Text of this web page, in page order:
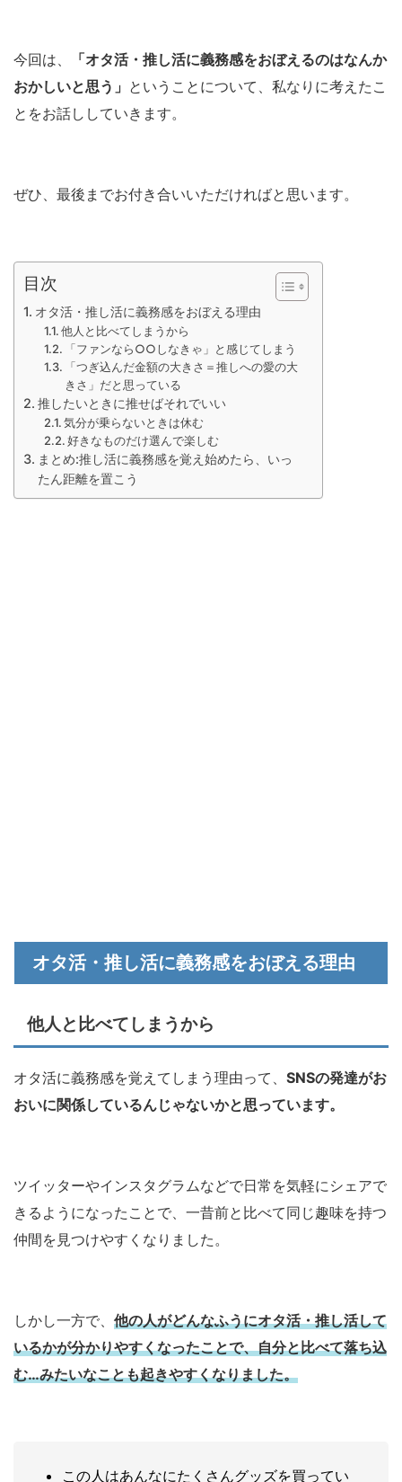
今回は、
「オタ活・推し活に義務感をおぼえるのはなんか
おかしいと思う」 ということについて、私なりに考えたこ
とをお話ししていきます。
ぜひ、最後までお付き合いいただければと思います。
目次
オタ活・推し活に義務感をおぼえる理由
他人と比べてしまうから
「ファンなら○○しなきゃ」と感じてしまう
「つぎ込んだ金額の大きさ＝推しへの愛の大
きさ」だと思っている
推したいときに推せばそれでいい
気分が乗らないときは休む
好きなものだけ選んで楽しむ
まとめ:推し活に義務感を覚え始めたら、いっ
たん距離を置こう
オタ活・推し活に義務感をおぼえる理由
他人と比べてしまうから
オタ活に義務感を覚えてしまう理由って、 SNSの発達がお
おいに関係しているんじゃないかと思っています。
ツイッターやインスタグラムなどで日常を気軽にシェアで
きるようになったことで、一昔前と比べて同じ趣味を持つ
仲間を見つけやすくなりました。
しかし一方で、 他の人がどんなふうにオタ活・推し活して
いるかが分かりやすくなったことで、自分と比べて落ち込
む…みたいなことも起きやすくなりました。
この人はあんなにたくさんグッズを買ってい